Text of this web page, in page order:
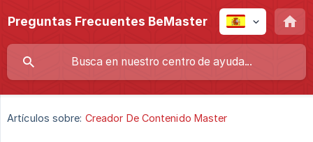
Preguntas Frecuentes BeMaster
Artículos sobre: Creador De Contenido Master